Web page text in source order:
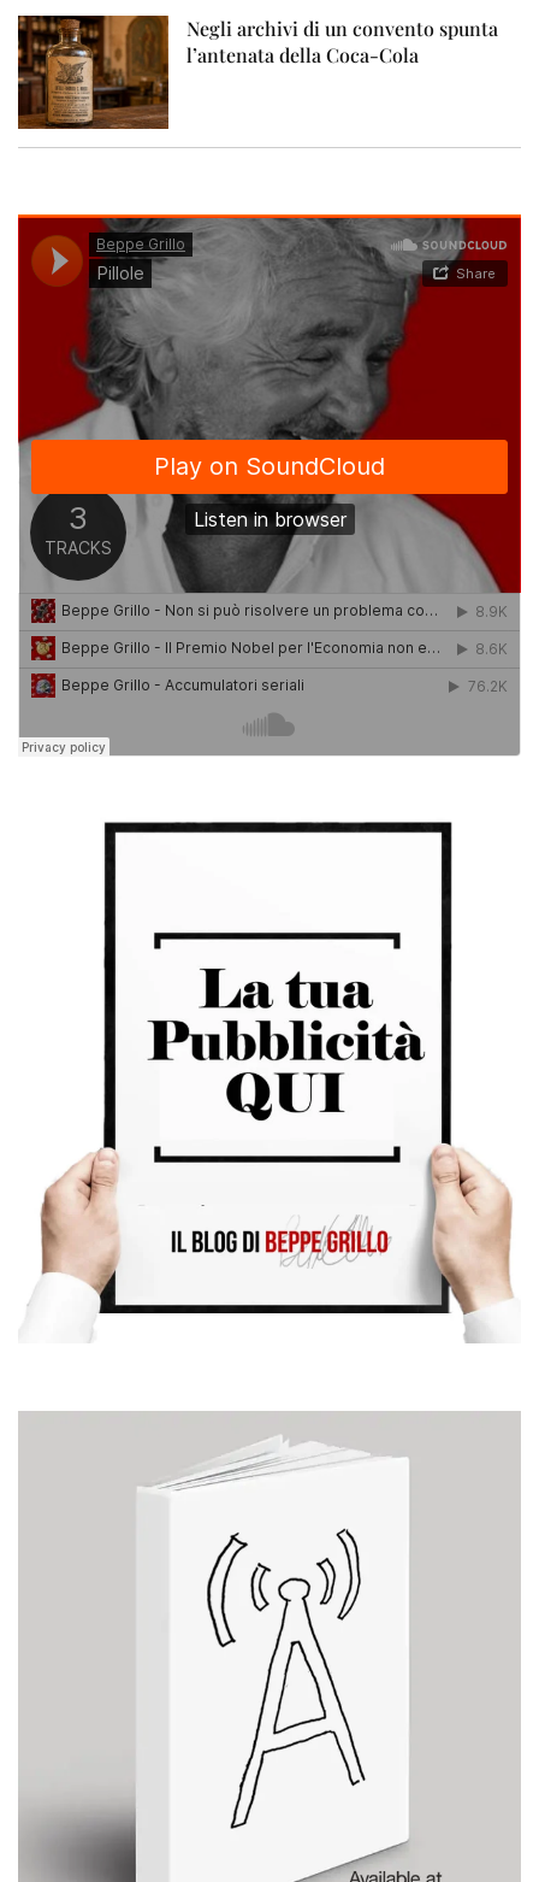
Negli archivi di un convento spunta
l’antenata della Coca-Cola